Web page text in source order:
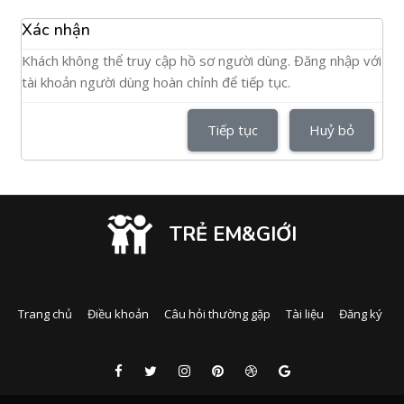
Xác nhận
Khách không thể truy cập hồ sơ người dùng. Đăng nhập với
tài khoản người dùng hoàn chỉnh để tiếp tục.
Tiếp tục Huỷ bỏ
TRẺ EM&GIỚI
Trang chủ Điều khoản Câu hỏi thường gặp Tài liệu Đăng ký